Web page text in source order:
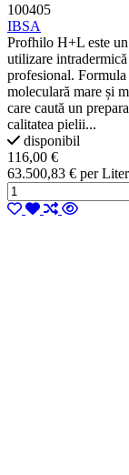
100405
IBSA
Profhilo H+L este
utilizare
profesional.
moleculară mare și
care caută un
calitatea pielii...
disponibil
116,00 €
63.500,83 € per Liter